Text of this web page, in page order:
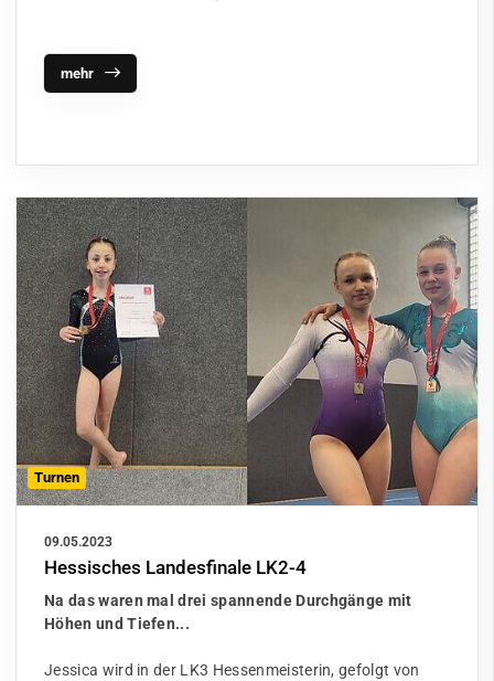
mehr
Turnen
09.05.2023
Hessisches Landesfinale LK2-4
Na das waren mal drei spannende Durchgänge mit
Höhen und Tiefen...
Jessica wird in der LK3 Hessenmeisterin, gefolgt von